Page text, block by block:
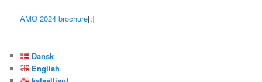
AMO 2024 brochure[:]
Dansk
English